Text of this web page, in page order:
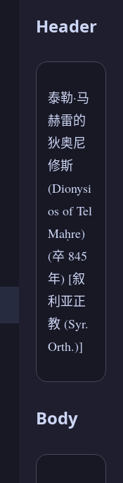
Header
泰勒·马
赫雷的
狄奥尼
修斯
(Dionysi
os of Tel
Maḥre)
(卒 845
年) [叙
利亚正
教 (Syr.
Orth.)]
Body